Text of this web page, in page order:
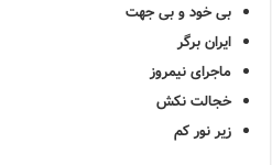
بی خود و بی جهت
ایران برگر
ماجرای نیمروز
خجالت نکش
زیر نور کم